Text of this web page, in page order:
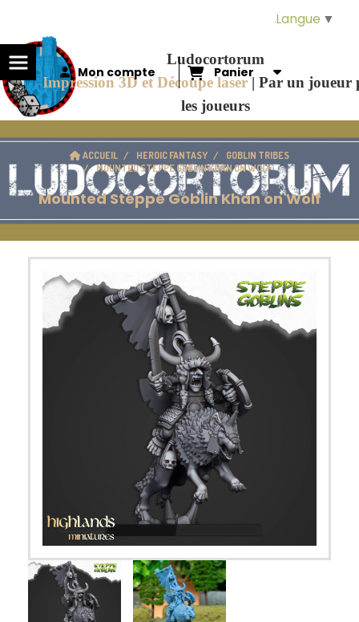
Ludocortorum
Impression 3D et Découpe laser |Par un joueur
les joueurs
Mon compte Panier
ACCUEIL HEROIC FANTASY
GOBLIN TRIBES
MOUNTED STEPPE GOBLIN KHAN ON WOLF
Mounted Steppe Goblin Khan on Wolf
Langue ▼